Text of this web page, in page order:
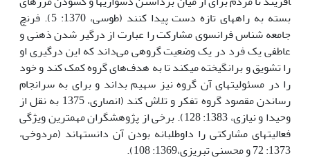
بسته به راه­های تازه دست پیدا کنند (طوسی، 1370: 5). فرنچ
جامعه شناس فرانسوی مشارکت را عبارت از درگیر شدن ذهنی و
عاطفی یک فرد در یک وضعیت گروهی می‌داند که این درگیری او
را تشویق و برانگیخته می­کند تا به هدف‌های گروه کمک کند و خود
را در مسئولیت­های آن گروه نیز سهیم بداند و برای به سرانجام
رساندن مقصود گروه تفکر و تلاش کند (انصاری، 1375 به نقل از
وحیدا و نیازی، 1383: 128). برخی از پژوهشگران مهمترین ویژگی
فعالیت­های مشارکتی را داوطلبانه بودن آن دانسته­اند (مردوخی،
1373: 72 و محسنی تبریزی،1369: 108).